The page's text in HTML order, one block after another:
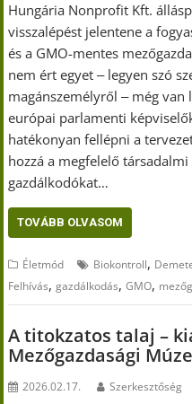
Hungária Nonprofit Kft.
visszalépést jelentene a
és a GMO-mentes
nem ért egyet ‒ legyen szó
magánszemélyről ‒ még van
európai parlamenti
hatékonyan fellépni a
hozzá a megfelelő
gazdálkodókat…
TOVÁBB OLVASOM
Életmód Biokontroll,
Felhívás,gazdálkodás,GMO,
A titokzatos talaj –
Mezőgazdasági
2026.02.17. Szerkesztőség